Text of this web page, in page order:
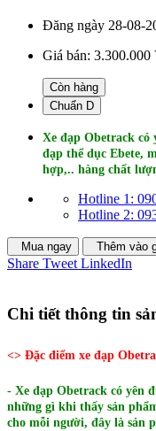
Đăng ngày 28-08-
Giá bán:
Còn hàng
Chuẩn D
Xe đạp Obetrack có
đạp thể dục Ebete,
hợp,.. hàng chất
Hotline 1:
Hotline 2:
Mua ngay Thêm vào
Share Tweet LinkedIn
Chi tiết thông tin
<> Đặc điểm xe đạp
- Xe đạp Obetrack có yên
những gì khi thấy sản
cho mỗi người, đây là sản